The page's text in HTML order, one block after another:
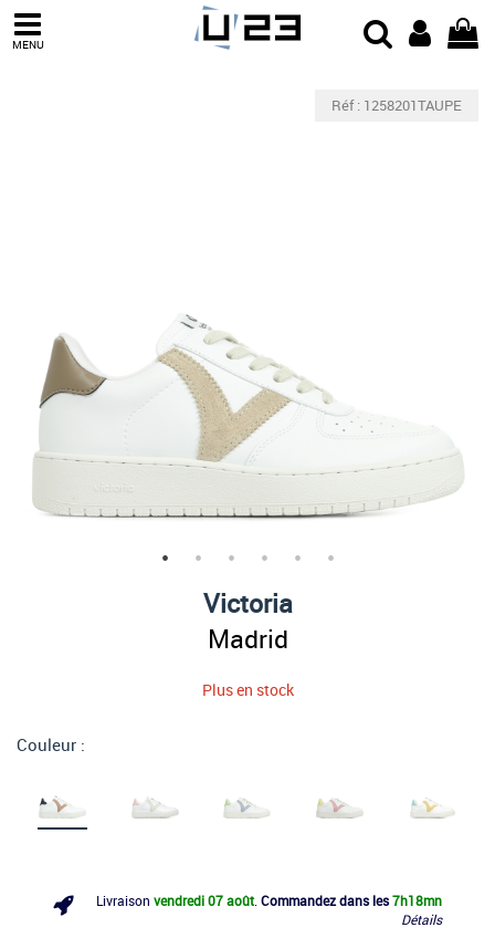
MENU
Réf : 1258201TAUPE
Victoria
Madrid
Plus en stock
Couleur :
Livraison vendredi 07 août Commandez dans les7h18mn
Détails